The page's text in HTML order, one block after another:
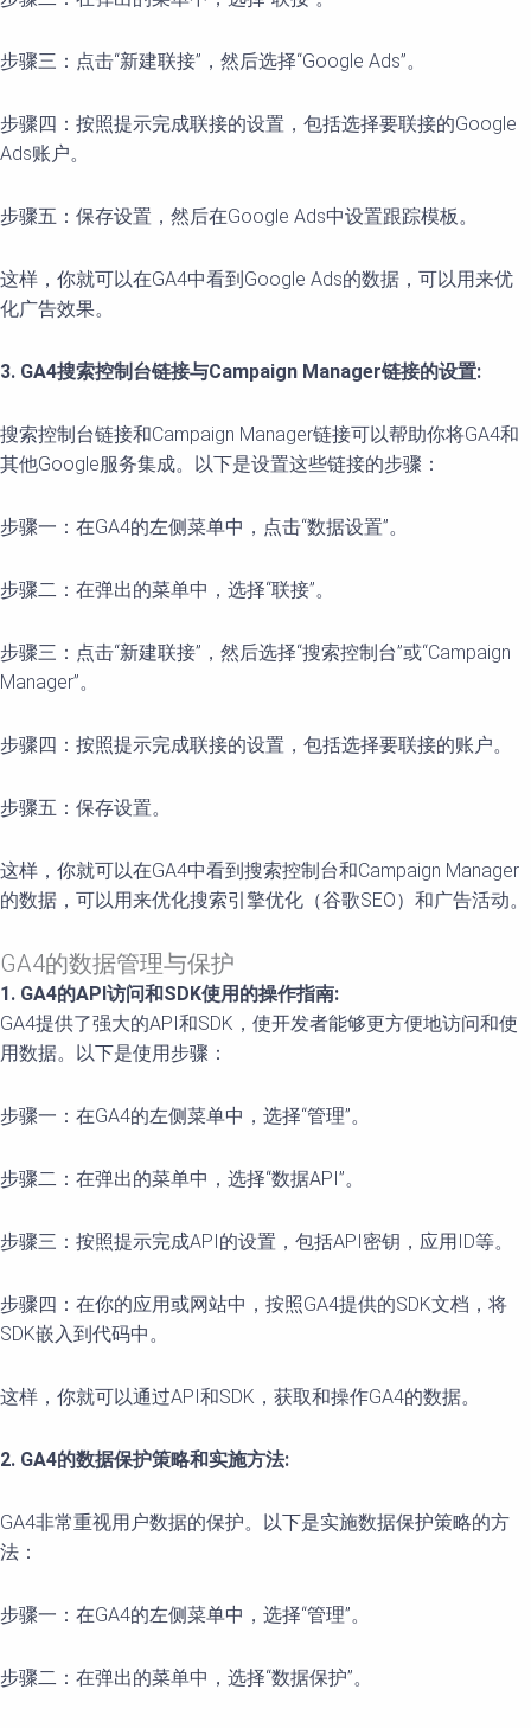
步骤三：点击“新建联接”，然后选择“Google Ads”。
步骤四：按照提示完成联接的设置，包括选择要联接的Google
Ads账户。
步骤五：保存设置，然后在Google Ads中设置跟踪模板。
这样，你就可以在GA4中看到Google Ads的数据，可以用来优
化广告效果。
3. GA4搜索控制台链接与Campaign Manager链接的设置:
搜索控制台链接和Campaign Manager链接可以帮助你将GA4和
其他Google服务集成。以下是设置这些链接的步骤：
步骤一：在GA4的左侧菜单中，点击“数据设置”。
步骤二：在弹出的菜单中，选择“联接”。
步骤三：点击“新建联接”，然后选择“搜索控制台”或“Campaign
Manager”。
步骤四：按照提示完成联接的设置，包括选择要联接的账户。
步骤五：保存设置。
这样，你就可以在GA4中看到搜索控制台和Campaign Manager
的数据，可以用来优化搜索引擎优化（谷歌SEO）和广告活动。
GA4的数据管理与保护
1. GA4的API访问和SDK使用的操作指南:
GA4提供了强大的API和SDK，使开发者能够更方便地访问和使
用数据。以下是使用步骤：
步骤一：在GA4的左侧菜单中，选择“管理”。
步骤二：在弹出的菜单中，选择“数据API”。
步骤三：按照提示完成API的设置，包括API密钥，应用ID等。
步骤四：在你的应用或网站中，按照GA4提供的SDK文档，将
SDK嵌入到代码中。
这样，你就可以通过API和SDK，获取和操作GA4的数据。
2. GA4的数据保护策略和实施方法:
GA4非常重视用户数据的保护。以下是实施数据保护策略的方
法：
步骤一：在GA4的左侧菜单中，选择“管理”。
步骤二：在弹出的菜单中，选择“数据保护”。